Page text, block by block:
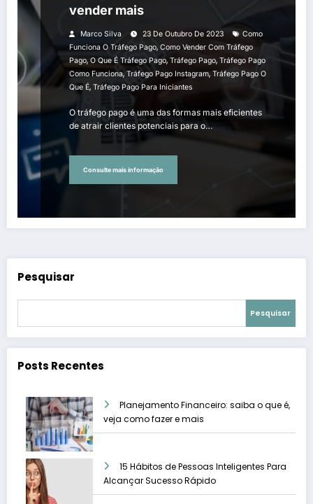
vender mais
Marco Silva 23 De Outubro De 2023
Como
Funciona O Tráfego Pago, Como Vender Com Tráfego
Pago, O Que É Tráfego Pago, Tráfego Pago, Tráfego Pago
Como Funciona,Tráfego Pago Instagram, Tráfego Pago O
Que É, Tráfego Pago Para Iniciantes
O tráfego pago é uma das formas mais eficientes
de atrair clientes potenciais para o…
Consulte mais informação
Pesquisar
Pesquisar
Posts Recentes
Planejamento Financeiro: saiba o que é,
veja como fazer e mais
15 Hábitos de Pessoas Inteligentes Para
Alcançar Sucesso Rápido